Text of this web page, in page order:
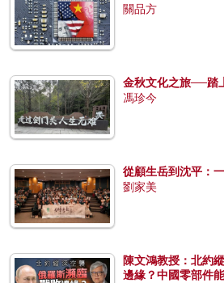
關品方
金秋文化之旅──踏
馮珍今
從顧生岳到沈平：
劉家美
陳文鴻教授：北約
邊緣？中國零部件